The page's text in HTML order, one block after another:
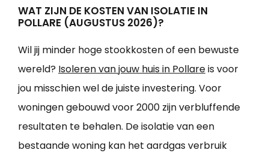
WAT ZIJN DE KOSTEN VAN ISOLATIE IN
POLLARE (AUGUSTUS 2026)?
Wil jij minder hoge stookkosten of een bewuste
wereld? Isoleren van jouw huis in Pollareis voor
jou misschien wel de juiste investering. Voor
woningen gebouwd voor 2000 zijn verbluffende
resultaten te behalen. De isolatie van een
bestaande woning kan het aardgas verbruik